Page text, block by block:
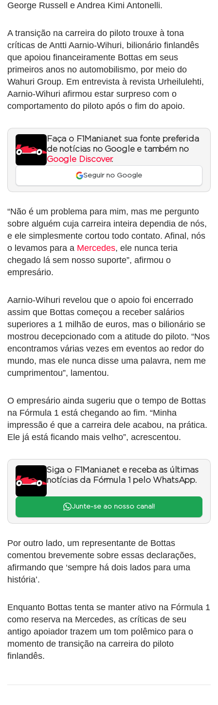
George Russell e Andrea Kimi Antonelli.
A transição na carreira do piloto trouxe à tona
críticas de Antti Aarnio-Wihuri, bilionário finlandês
que apoiou financeiramente Bottas em seus
primeiros anos no automobilismo, por meio do
Wahuri Group. Em entrevista à revista Urheilulehti,
Aarnio-Wihuri afirmou estar surpreso com o
comportamento do piloto após o fim do apoio.
Faça o F1Mania.net sua fonte preferida
de notícias no Google e também no
Google Discover.
Seguir no Google
“Não é um problema para mim, mas me pergunto
sobre alguém cuja carreira inteira dependia de nós,
e ele simplesmente cortou todo contato. Afinal, nós
o levamos para a Mercedes, ele nunca teria
chegado lá sem nosso suporte”, afirmou o
empresário.
Aarnio-Wihuri revelou que o apoio foi encerrado
assim que Bottas começou a receber salários
superiores a 1 milhão de euros, mas o bilionário se
mostrou decepcionado com a atitude do piloto. “Nos
encontramos várias vezes em eventos ao redor do
mundo, mas ele nunca disse uma palavra, nem me
cumprimentou”, lamentou.
O empresário ainda sugeriu que o tempo de Bottas
na Fórmula 1 está chegando ao fim. “Minha
impressão é que a carreira dele acabou, na prática.
Ele já está ficando mais velho”, acrescentou.
Siga o F1Mania.net e receba as últimas
notícias da Fórmula 1 pelo WhatsApp.
Junte-se ao nosso canal!
Por outro lado, um representante de Bottas
comentou brevemente sobre essas declarações,
afirmando que ‘sempre há dois lados para uma
história’.
Enquanto Bottas tenta se manter ativo na Fórmula 1
como reserva na Mercedes, as críticas de seu
antigo apoiador trazem um tom polêmico para o
momento de transição na carreira do piloto
finlandês.